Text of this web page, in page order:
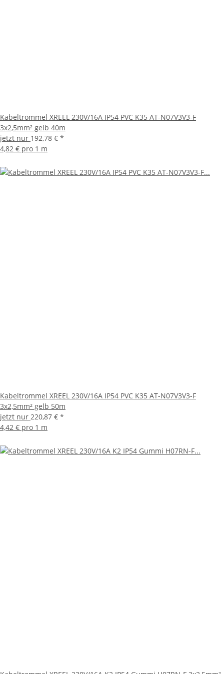
Kabeltrommel XREEL 230V/16A IP54 PVC K35 AT-N07V3V3-F
3x2,5mm² gelb 40m
jetzt nur 192,78 € *
4,82 € pro 1 m
Kabeltrommel XREEL 230V/16A IP54 PVC K35 AT-N07V3V3-F
3x2,5mm² gelb 50m
jetzt nur 220,87 € *
4,42 € pro 1 m